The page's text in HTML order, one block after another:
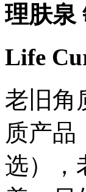
理肤泉
Life
老旧角
质产品
选），